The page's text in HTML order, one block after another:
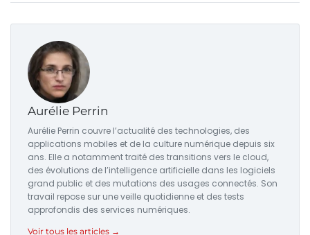
Aurélie Perrin
Aurélie Perrin couvre l’actualité des technologies, des
applications mobiles et de la culture numérique depuis six
ans. Elle a notamment traité des transitions vers le cloud,
des évolutions de l’intelligence artificielle dans les logiciels
grand public et des mutations des usages connectés. Son
travail repose sur une veille quotidienne et des tests
approfondis des services numériques.
Voir tous les articles →